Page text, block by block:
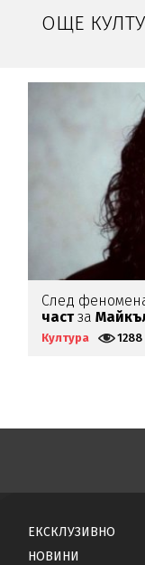
ОЩЕ
След
частза
Култура 1288
ЕКСКЛУЗИВНО
НОВИНИ